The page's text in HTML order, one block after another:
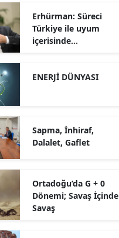
Erhürman: Süreci
Türkiye ile uyum
içerisinde
ENERJİ DÜNYASI
Sapma, İnhiraf,
Dalalet, Gaflet
Ortadoğu’da G + 0
Dönemi; Savaş İçinde
Savaş